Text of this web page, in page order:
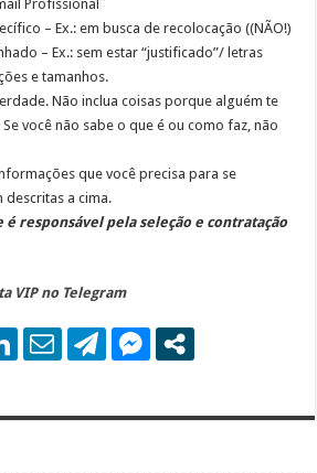
Profissional
– Ex.: em busca de recolocação ((NÃO!)
– Ex.: sem estar “justificado”/ letras
e tamanhos.
Não inclua coisas porque alguém te
você não sabe o que é ou como faz, não
que você precisa para se
a cima.
responsável pela seleção e contratação
VIP no Telegram